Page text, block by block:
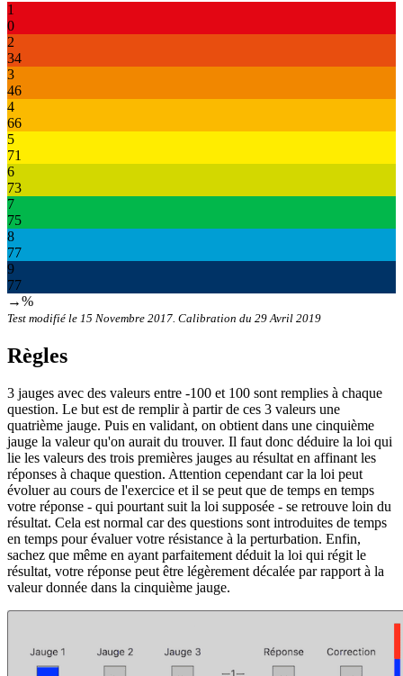
1
0
2
34
3
46
4
66
5
71
6
73
7
75
8
77
9
77
→%
Test modifié le 15 Novembre 2017. Calibration du 29 Avril 2019
Règles
3 jauges avec des valeurs entre -100 et 100 sont remplies à chaque
question. Le but est de remplir à partir de ces 3 valeurs une
quatrième jauge. Puis en validant, on obtient dans une cinquième
jauge la valeur qu'on aurait du trouver. Il faut donc déduire la loi qui
lie les valeurs des trois premières jauges au résultat en affinant les
réponses à chaque question. Attention cependant car la loi peut
évoluer au cours de l'exercice et il se peut que de temps en temps
votre réponse - qui pourtant suit la loi supposée - se retrouve loin du
résultat. Cela est normal car des questions sont introduites de temps
en temps pour évaluer votre résistance à la perturbation. Enfin,
sachez que même en ayant parfaitement déduit la loi qui régit le
résultat, votre réponse peut être légèrement décalée par rapport à la
valeur donnée dans la cinquième jauge.